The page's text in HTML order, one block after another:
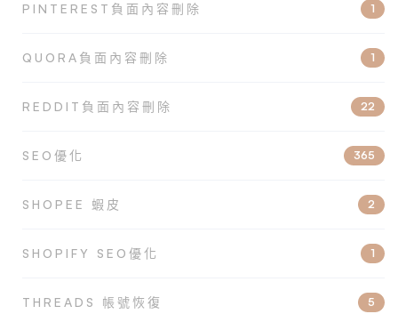
PINTEREST負面內容刪除 1
QUORA負面內容刪除 1
REDDIT負面內容刪除 22
SEO優化 365
SHOPEE 蝦皮 2
SHOPIFY SEO優化 1
THREADS 帳號恢復 5